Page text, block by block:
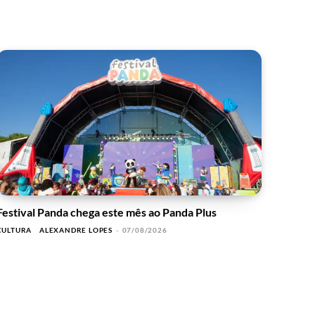
Panda chega este mês ao Panda Plus
ALEXANDRE LOPES - 07/08/2026